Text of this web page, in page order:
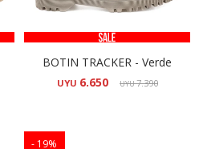
BOTIN TRACKER - Verde
UYU 6.650 UYU7.390
19